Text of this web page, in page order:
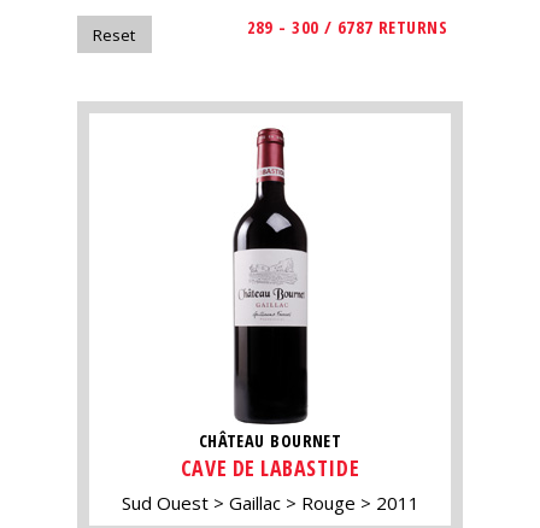
magazine
Magazine
289 - 300 / 6787 RETURNS
CHÂTEAU BOURNET
CAVE DE LABASTIDE
Sud Ouest Gaillac Rouge 2011